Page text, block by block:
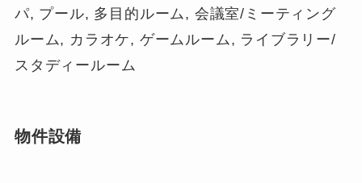
パ, プール, 多目的ルーム, 会議室/ミーティング
ルーム, カラオケ, ゲームルーム, ライブラリー/
スタディールーム
物件設備